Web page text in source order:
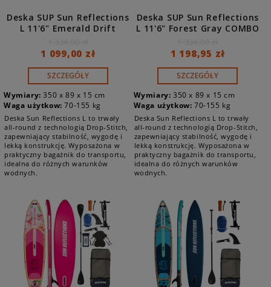
Deska SUP Sun Reflections
L 11'6" Emerald Drift
1 099,00 zł
SZCZEGÓŁY
Wymiary: 350 x 89 x 15 cm
Waga użytkow: 70-155 kg
Deska Sun Reflections L to trwały
all-round z technologią Drop-Stitch,
zapewniający stabilność, wygodę i
lekką konstrukcję. Wyposażona w
praktyczny bagażnik do transportu,
idealna do różnych warunków
wodnych.
Deska SUP Sun Reflections
L 11'6" Forest Gray COMBO
1 198,95 zł
SZCZEGÓŁY
Wymiary: 350 x 89 x 15 cm
Waga użytkow: 70-155 kg
Deska Sun Reflections L to trwały
all-round z technologią Drop-Stitch,
zapewniający stabilność, wygodę i
lekką konstrukcję. Wyposażona w
praktyczny bagażnik do transportu,
idealna do różnych warunków
wodnych.